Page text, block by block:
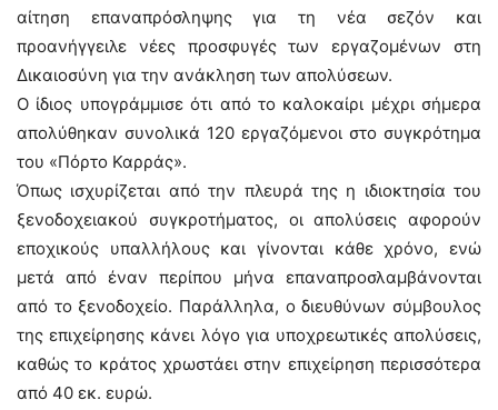
αίτηση επαναπρόσληψης για τη νέα σεζόν και
προανήγγειλε νέες προσφυγές των εργαζομένων στη
Δικαιοσύνη για την ανάκληση των απολύσεων.
Ο ίδιος υπογράμμισε ότι από το καλοκαίρι μέχρι σήμερα
απολύθηκαν συνολικά 120 εργαζόμενοι στο συγκρότημα
του «Πόρτο Καρράς».
Όπως ισχυρίζεται από την πλευρά της η ιδιοκτησία του
ξενοδοχειακού συγκροτήματος, οι απολύσεις αφορούν
εποχικούς υπαλλήλους και γίνονται κάθε χρόνο, ενώ
μετά από έναν περίπου μήνα επαναπροσλαμβάνονται
από το ξενοδοχείο. Παράλληλα, ο διευθύνων σύμβουλος
της επιχείρησης κάνει λόγο για υποχρεωτικές απολύσεις,
καθώς το κράτος χρωστάει στην επιχείρηση περισσότερα
από 40 εκ. ευρώ.